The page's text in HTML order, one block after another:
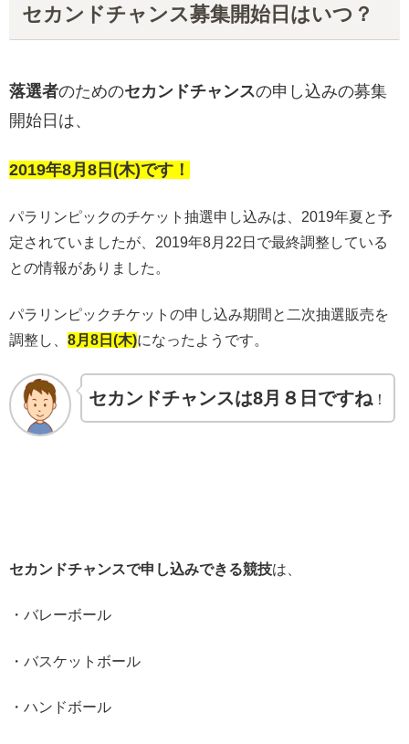
セカンドチャンス募集開始日はいつ？
落選者のためのセカンドチャンスの申し込みの募集
開始日は、
2019年8月8日(木)です！
パラリンピックのチケット抽選申し込みは、2019年夏と予
定されていましたが、2019年8月22日で最終調整している
との情報がありました。
パラリンピックチケットの申し込み期間と二次抽選販売を
調整し、 8月8日(木)になったようです。
セカンドチャンスは8月８日 ですね ！
セカンドチャンスで申し込みできる競技は、
・バレーボール
・バスケットボール
・ハンドボール